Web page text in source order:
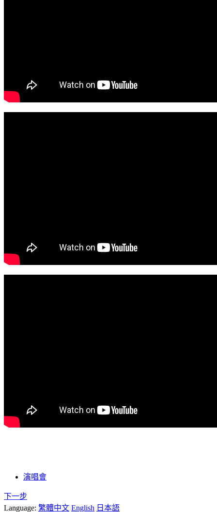
演唱會
下一步
Language: 繁體中文 English 日本語